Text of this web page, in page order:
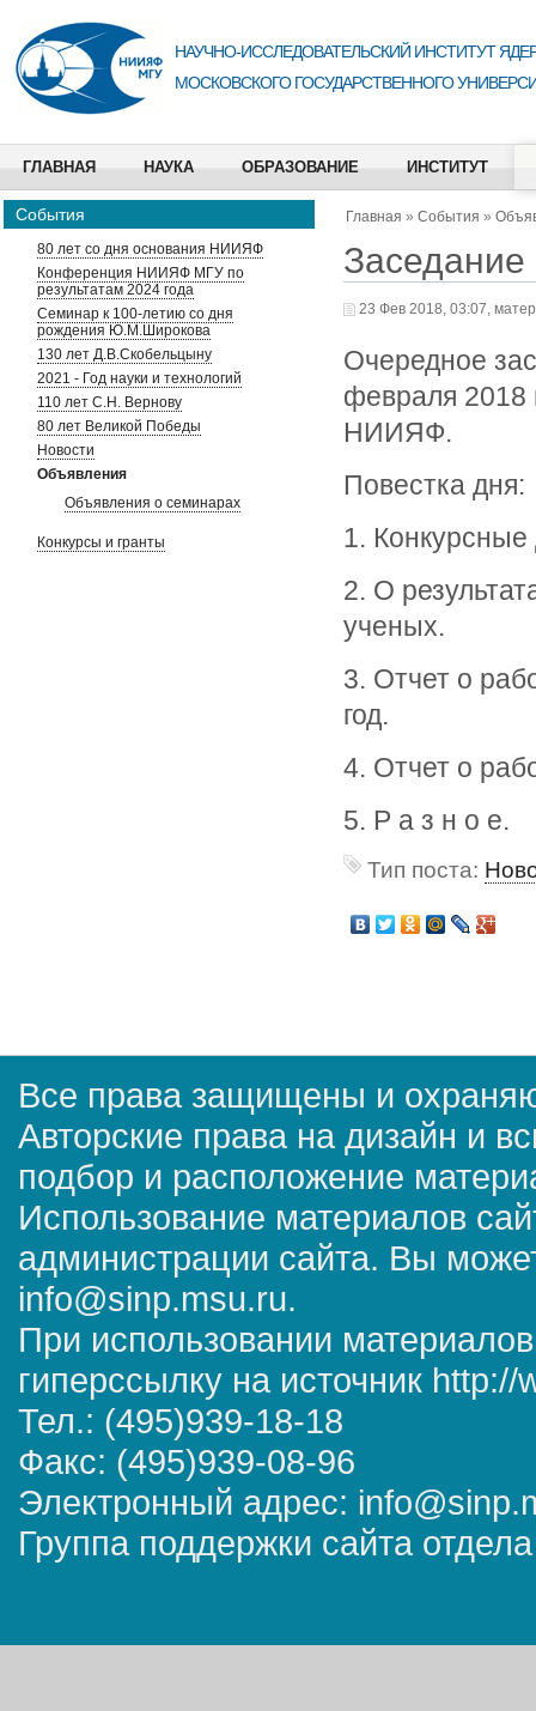
НАУЧНО-ИССЛЕДОВАТЕЛЬСКИЙ ИНСТИТУТ
МОСКОВСКОГО ГОСУДАРСТВЕННОГО
ГЛАВНАЯ НАУКА ОБРАЗОВАНИЕ ИНСТИТУТ
События
80 лет со дня основания НИИЯФ
Конференция НИИЯФ МГУ по
результатам 2024 года
Семинар к 100-летию со дня
рождения Ю.М.Широкова
130 лет Д.В.Скобельцыну
2021 - Год науки и технологий
110 лет С.Н. Вернову
80 лет Великой Победы
Новости
Объявления
Объявления о семинарах
Конкурсы и гранты
Главная » События »
Заседание
23 Фев 2018, 03:07,
Очередное
февраля 2018
НИИЯФ.
Повестка дня:
1. Конкурсные
2. О
ученых.
3. Отчет о
год.
4. Отчет о
5. Р а з н о е.
Тип поста:
Все права защищены и
Авторские права на дизайн и
подбор и расположение
Использование материалов
администрации сайта. Вы
info@sinp.msu.ru.
При использовании
гиперссылку на источник
Тел.: (495)939-18-18
Факс: (495)939-08-96
Электронный адрес:
Группа поддержки сайта